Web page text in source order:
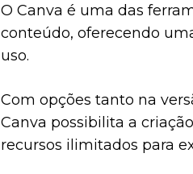
O Canva é uma das
conteúdo, oferecendo
uso.
Com opções tanto na
Canva possibilita a
recursos ilimitados para